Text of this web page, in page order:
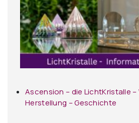
Ascension – die LichtKristalle –
Herstellung – Geschichte